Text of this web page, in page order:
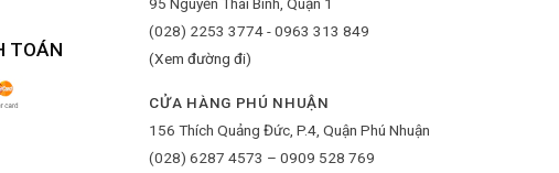
TOÁN
(028) 2253 3774 - 0963 313 849
(Xem đường đi)
CỬA HÀNG PHÚ NHUẬN
156 Thích Quảng Đức, P.4, Quận Phú Nhuận
(028) 6287 4573 – 0909 528 769